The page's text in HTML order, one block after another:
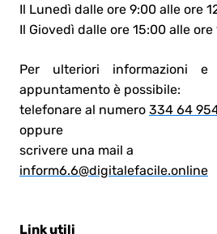
Il Lunedì dalle ore 9:00 alle ore
Il Giovedì dalle ore 15:00 alle ore
Per ulteriori informazioni
appuntamento è possibile:
telefonare al numero 334 64
oppure
scrivere una mail a
inform6.6@digitalefacile.online
Link utili